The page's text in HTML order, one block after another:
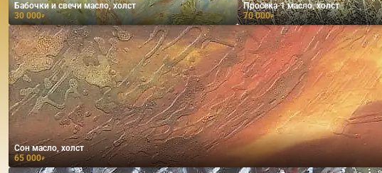
Бабочки и свечи масло, холст
30 000₽
Просека-1 масло, холст
70 000₽
Сон масло, холст
65 000₽